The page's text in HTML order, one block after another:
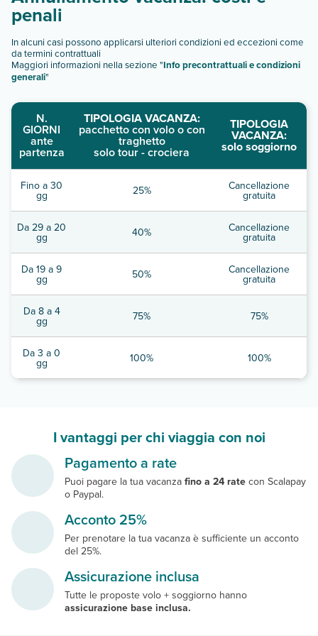
penali
In alcuni casi possono applicarsi ulteriori condizioni ed eccezioni come
da termini contrattuali
Maggiori informazioni nella sezione "Info precontrattuali e condizioni
generali"
N.
GIORNI
ante
partenza
TIPOLOGIA VACANZA:
pacchetto con volo o con
traghetto
solo tour - crociera
TIPOLOGIA
VACANZA:
solo soggiorno
Fino a 30
gg 25% Cancellazione
gratuita
Da 29 a 20
gg 40% Cancellazione
gratuita
Da 19 a 9
gg 50% Cancellazione
gratuita
Da 8 a 4
gg 75% 75%
Da 3 a 0
gg 100% 100%
I vantaggi per chi viaggia con noi
Pagamento a rate
Puoi pagare la tua vacanza fino a 24 rate con Scalapay
o Paypal.
Acconto 25%
Per prenotare la tua vacanza è sufficiente un acconto
del 25%.
Assicurazione inclusa
Tutte le proposte volo + soggiorno hanno
assicurazione base inclusa.